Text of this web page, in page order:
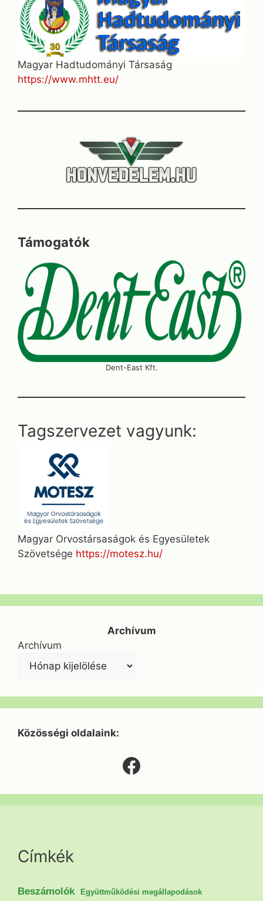
Magyar Hadtudományi Társaság
https://www.mhtt.eu/
Támogatók
Dent-East Kft.
Tagszervezet vagyunk:
Magyar Orvostársaságok és Egyesületek
Szövetsége https://motesz.hu/
Archívum
Archívum
Közösségi oldalaink:
Facebook
Címkék
Beszámolók Együttműködési megállapodások